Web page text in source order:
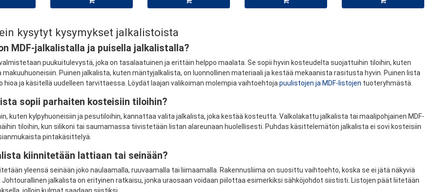
kysytyt kysymykset jalkalistoista
MDF-jalkalistalla ja puisella jalkalistalla?
puukuitulevystä, joka on tasalaatuinen ja erittäin helppo maalata. Se sopii hyvin kosteudelta suojattuihin tiloihin, kuten
makuuhuoneisiin. Puinen jalkalista, kuten mäntyjalkalista, on luonnollinen materiaali ja kestää mekaanista rasitusta hyvin. Puinen lista
hioa ja käsitellä uudelleen tarvittaessa. Löydät laajan valikoiman molempia vaihtoehtojapuulistojen ja MDF-listojen tuoteryhmästä.
sopii parhaiten kosteisiin tiloihin?
kuten kylpyhuoneisiin ja pesutiloihin, kannattaa valita jalkalista, joka kestää kosteutta. Valkolakattu jalkalista tai maalipohjainen MDF-
tiloihin, kun silikoni tai saumamassa tiivistetään listan alareunaan huolellisesti. Puhdas käsittelemätön jalkalista ei sovi kosteisiin
pintakäsittelyä.
kiinnitetään lattiaan tai seinään?
yleensä seinään joko naulaamalla, ruuvaamalla tai liimaamalla. Rakennusliima on suosittu vaihtoehto, koska se ei jätä näkyviä
Johtourallinen jalkalista on erityinen ratkaisu, jonka uraosaan voidaan piilottaa esimerkiksi sähköjohdot siististi. Listojen päät liitetään